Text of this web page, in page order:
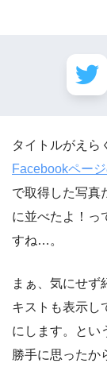
タイトルがえら
Facebookペー
で取得した写真
に並べたよ！っ
すね…。
まぁ、気にせず
キストも表示し
にします。とい
勝手に思ったか